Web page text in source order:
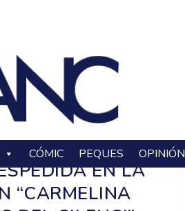
CÓMIC PEQUES OPINIÓN
EN LA
“CARMELINA